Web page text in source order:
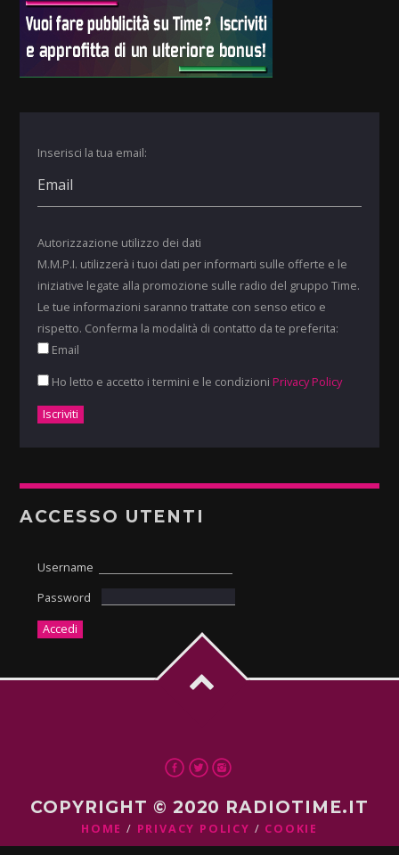
Inserisci la tua email:
Autorizzazione utilizzo dei dati
M.M.P.I. utilizzerà i tuoi dati per informarti sulle offerte e le
iniziative legate alla promozione sulle radio del gruppo Time.
Le tue informazioni saranno trattate con senso etico e
rispetto. Conferma la modalità di contatto da te preferita:
Email
Ho letto e accetto i termini e le condizioni Privacy Policy
ACCESSO UTENTI
Username
Password
COPYRIGHT © 2020 RADIOTIME.IT
HOME PRIVACY POLICY COOKIE